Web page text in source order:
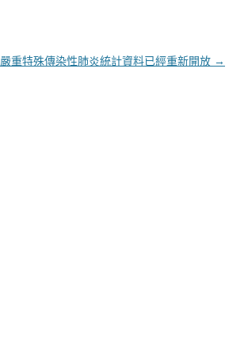
嚴重特殊傳染性肺炎統計資料已經重新開放 →